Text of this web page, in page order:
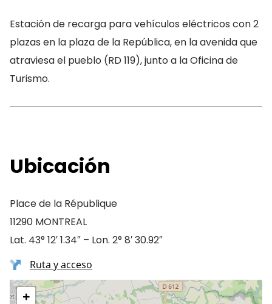
Estación de recarga para vehículos eléctricos con 2
plazas en la plaza de la República, en la avenida que
atraviesa el pueblo (RD 119), junto a la Oficina de
Turismo.
Ubicación
Place de la République
11290 MONTREAL
Lat. 43° 12′ 1.34″ – Lon. 2° 8′ 30.92″
Ruta y acceso
+